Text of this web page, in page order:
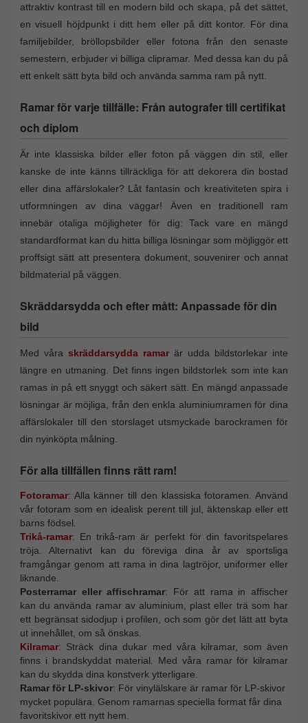
attraktiv kontrast till en modern bild och skapa, på det sättet,
en visuell höjdpunkt i ditt hem eller på ditt kontor. För dina
familjebilder, bröllopsbilder eller fotona från den senaste
semestern, erbjuder vi billiga clipramar. Med dessa kan du på
ett enkelt sätt byta bild och använda samma ram på nytt.
Ramar för varje tillfälle: Från autografer till certifikat
och diplom
Är inte klassiska bilder eller foton på väggen din stil, eller
kanske de inte känns tillräckliga för att dekorera din bostad
eller dina affärslokaler? Låt fantasin och kreativiteten spira i
utformningen av dina väggar! Även en traditionell ram
innebär otaliga möjligheter för dig: Tack vare en mängd
standardformat kan du hitta billiga lösningar som möjliggör ett
proffsigt sätt att presentera dokument, souvenirer och annat
bildmaterial på väggen.
Skräddarsydda och efter mått: Anpassade för din
bild
Med våra skräddarsydda ramar är udda bildstorlekar inte
längre en utmaning. Det finns ingen bildstorlek som inte kan
ramas in på ett snyggt och säkert sätt. En mängd anpassade
lösningar är möjliga, från den enkla aluminiumramen för dina
affärslokaler till den storslaget utsmyckade barockramen för
din nyinköpta målning.
För alla tillfällen finns rätt ram!
Fotoramar: Alla känner till den klassiska fotoramen. Använd
vår fotoram som en idealisk perent till jul, äktenskap eller ett
barns födsel.
Trikå-ramar: En trikå-ram är perfekt för din favoritspelares
tröja. Alternativt kan du föreviga dina år av sportsliga
framgångar genom att rama in dina lagtröjor, uniformer eller
liknande.
Posterramar eller affischramar: För att rama in affischer
kan du använda ramar av aluminium, plast eller trä som har
ett begränsat sidodjup i profilen, och som gör det lätt att byta
ut innehållet, om så önskas.
Kilramar: Sträck dina dukar med våra kilramar, som även
finns i brandskyddat material. Med våra ramar för kilramar
kan du skydda dina konstverk ytterligare.
Ramar för LP-skivor: För vinylälskare är ramar för LP-skivor
mycket populära. Genom ramarnas speciella format får dina
favoritskivor ett nytt hem.